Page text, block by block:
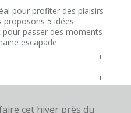
pour profiter des plaisirs
proposons 5 idées
passer des moments
escapade.